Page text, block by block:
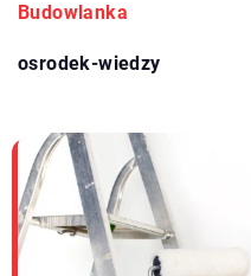
Budowlanka
osrodek-wiedzy